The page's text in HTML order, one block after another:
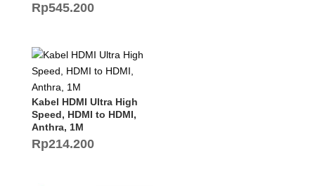
Rp545.200
Kabel HDMI Ultra High
Speed, HDMI to HDMI,
Anthra, 1M
Rp214.200